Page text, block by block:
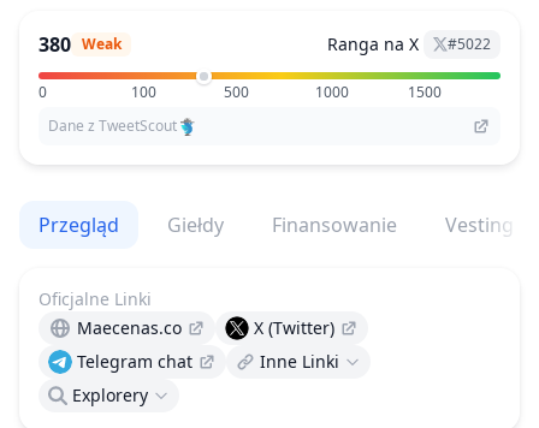
380 Weak Ranga na X #5022
0 100 500 1000
1500
Dane z TweetScout
Przegląd Giełdy Finansowanie Vesting
Oficjalne Linki
Maecenas.co
X (Twitter)
Telegram chat
Inne Linki
Explorery